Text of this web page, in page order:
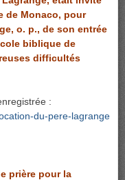
de Monaco, pour
o. p., de son entrée
biblique de
difficultés
:
du-pere-lagrange
prière pour la